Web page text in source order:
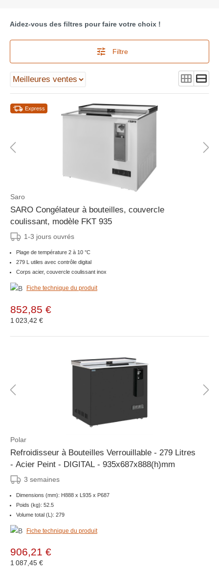
Aidez-vous des filtres pour faire votre choix !
Filtre
Express
Saro
SARO Congélateur à bouteilles, couvercle
coulissant, modèle FKT 935
1-3 jours ouvrés
Plage de température 2 à 10 °C
279 L utiles avec contrôle digital
Corps acier, couvercle coulissant inox
Fiche technique du produit
852,85 €
1 023,42 €
Polar
Refroidisseur à Bouteilles Verrouillable - 279 Litres
- Acier Peint - DIGITAL - 935x687x888(h)mm
3 semaines
Dimensions (mm): H888 x L935 x P687
Poids (kg): 52.5
Volume total (L): 279
Fiche technique du produit
906,21 €
1 087,45 €